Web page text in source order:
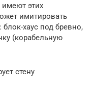
этих
имитировать
хаус под бревно,
(корабельную
стену